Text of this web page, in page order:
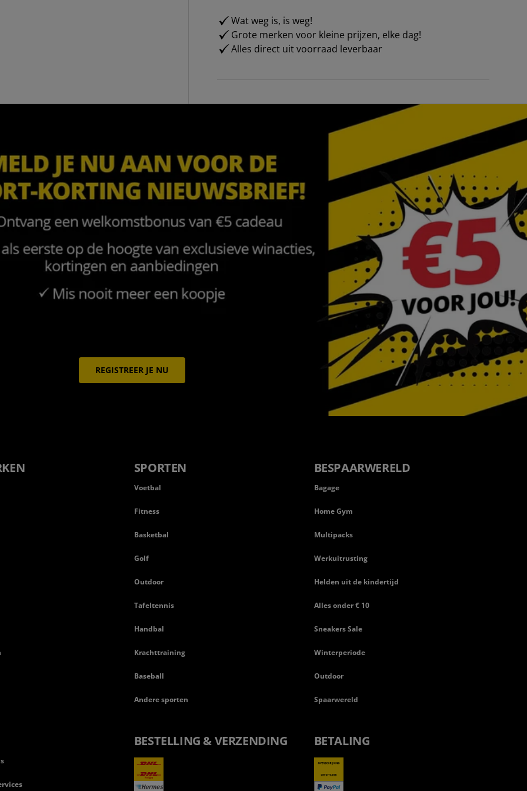
Wat weg is, is weg!
Grote merken voor kleine prijzen, elke dag!
Alles direct uit voorraad leverbaar
REGISTREER JE NU
SPORTEN
Voetbal
Fitness
Basketbal
Golf
Outdoor
Tafeltennis
Handbal
Krachttraining
Baseball
Andere sporten
BESPAARWERELD
Bagage
Home Gym
Multipacks
Werkuitrusting
Helden uit de kindertijd
Alles onder € 10
Sneakers Sale
Winterperiode
Outdoor
Spaarwereld
BESTELLING & VERZENDING BETALING